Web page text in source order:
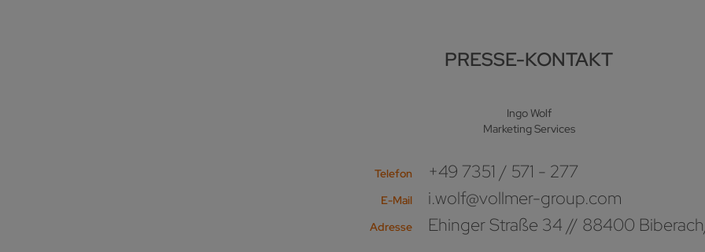
PRESSE-KONTAKT
Ingo Wolf
Marketing Services
Telefon +49 7351 / 571 - 277
E-Mail i.wolf@vollmer-group.com
Adresse Ehinger Straße 34 // 88400